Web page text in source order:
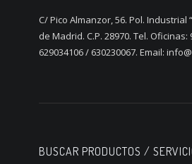
C/ Pico Almanzor, 56. Pol. Industrial
de Madrid. C.P. 28970. Tel. Oficinas:
629034106 / 630230067. Email:
BUSCAR PRODUCTOS /